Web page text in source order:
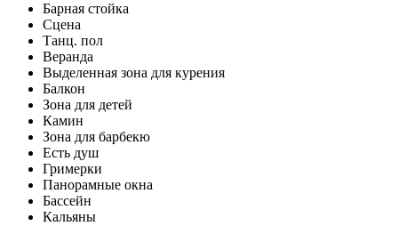
Барная стойка
Сцена
Танц. пол
Веранда
Выделенная зона для курения
Балкон
Зона для детей
Камин
Зона для барбекю
Есть душ
Гримерки
Панорамные окна
Бассейн
Кальяны